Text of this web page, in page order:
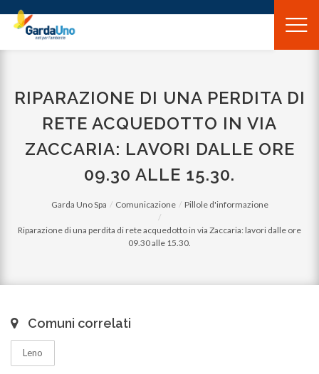
Gardauno
Spa
RIPARAZIONE DI UNA PERDITA DI
RETE ACQUEDOTTO IN VIA
ZACCARIA: LAVORI DALLE ORE
09.30 ALLE 15.30.
Garda Uno Spa Comunicazione Pillole d'informazione
Riparazione di una perdita di rete acquedotto in via Zaccaria: lavori dalle ore
09.30 alle 15.30.
Comuni correlati
Leno